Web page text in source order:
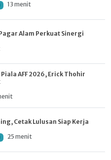
13 menit
Alam Perkuat Sinergi
AFF 2026, Erick Thohir
Cetak Lulusan Siap Kerja
25 menit